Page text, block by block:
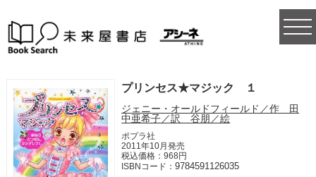
プリンセス★マジック １
ジェニー・オールドフィールド／作 田
中亜希子／訳 谷朋／絵
ポプラ社
2011年10月発売
税込価格：968円
ISBNコード：9784591126035